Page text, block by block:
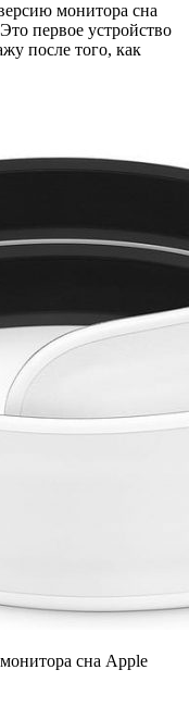
монитора сна
первое устройство
после того, как
сна Apple